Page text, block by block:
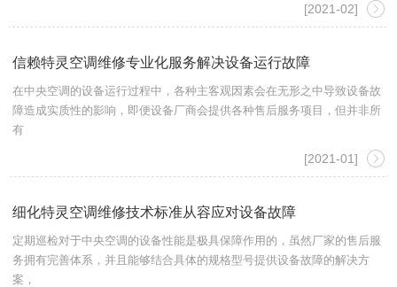
[2021-02]
信赖特灵空调维修专业化服务解决设备运行故障
在中央空调的设备运行过程中，各种主客观因素会在无形之中导致设备故
障造成实质性的影响，即便设备厂商会提供各种售后服务项目，但并非所
有
[2021-01]
细化特灵空调维修技术标准从容应对设备故障
定期巡检对于中央空调的设备性能是极具保障作用的，虽然厂家的售后服
务拥有完善体系，并且能够结合具体的规格型号提供设备故障的解决方
案，